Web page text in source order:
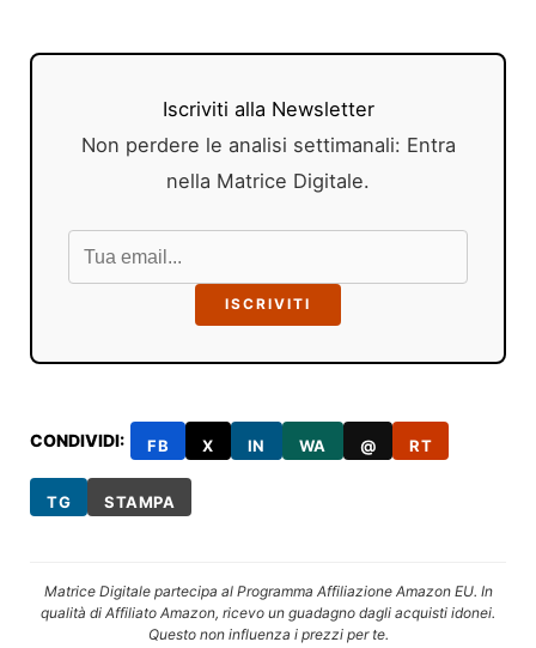
Iscriviti alla Newsletter
Non perdere le analisi settimanali: Entra
nella Matrice Digitale.
ISCRIVITI
CONDIVIDI: FB X IN WA @ RT
TG STAMPA
Matrice Digitale partecipa al Programma Affiliazione Amazon EU. In
qualità di Affiliato Amazon, ricevo un guadagno dagli acquisti idonei.
Questo non influenza i prezzi per te.